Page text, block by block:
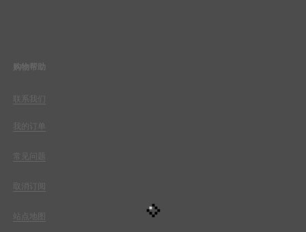
购物帮助
联系我们
我的订单
常见问题
取消订阅
站点地图